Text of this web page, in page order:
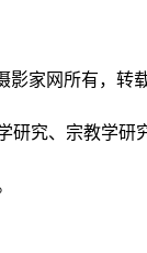
家网所有，
究、宗教学